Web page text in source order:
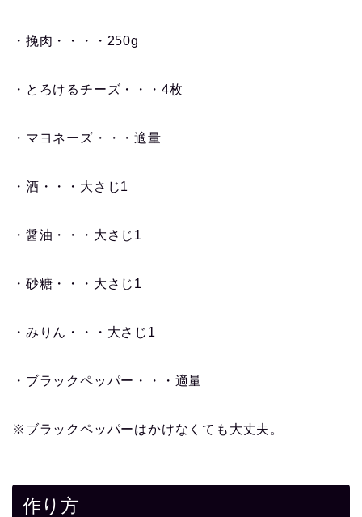
・挽肉・・・・250g
・とろけるチーズ・・・4枚
・マヨネーズ・・・適量
・酒・・・大さじ1
・醤油・・・大さじ1
・砂糖・・・大さじ1
・みりん・・・大さじ1
・ブラックペッパー・・・適量
※ブラックペッパーはかけなくても大丈夫。
作り方